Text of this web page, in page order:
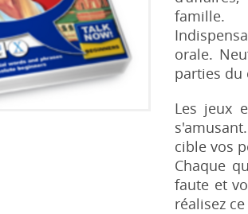
famille.
orale.
parties du
Les jeux
cible vos
Chaque
faute et
réalisez